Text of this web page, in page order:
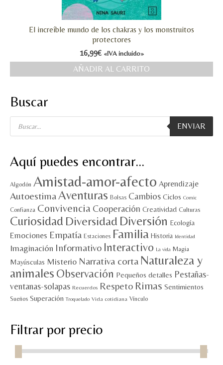
¿QUIÉN SOY?
CREACIONES
MI CUENTA
cuento
El increíble mundo de los chakras y los monstruitos
protectores
16,99€ «IVA incluido»
AÑADIR AL CARRITO
Buscar
Búsqueda
productos
ENVIAR
Aquí puedes encontrar…
Algodón Amistad-amor-afecto Aprendizaje
AutoestimaAventuras Bolsas Cambios Ciclos Comic
Confianza Convivencia Cooperación Creatividad Culturas
Curiosidad Diversidad Diversión Ecología
Emociones Empatía Estaciones Familia Historia Identidad
Imaginación Informativo Interactivo La vida Magia
Mayúsculas Misterio Narrativa corta Naturaleza y
animales Observación Pequeños detalles Pestañas-
ventanas-solapas Recuerdos Respeto Rimas Sentimientos
Sueños Superación Troquelado Vida cotidiana Vínculo
Filtrar por precio